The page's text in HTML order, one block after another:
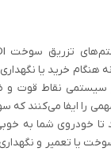
تزریق سوخت
هنگام خرید یا
نقاط قوت و
را ایفا می‌کنند که
تا خودروی شما به
یا تعمیر و